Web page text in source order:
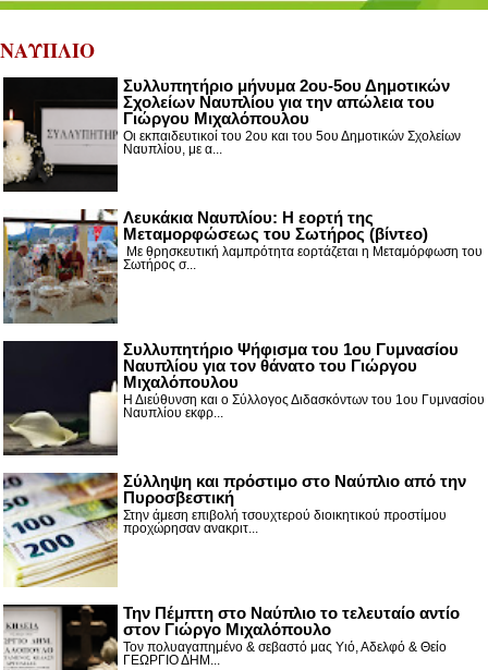
ΝΑΥΠΛΙΟ
Συλλυπητήριο μήνυμα 2ου-5ου Δημοτικών
Σχολείων Ναυπλίου για την απώλεια του
Γιώργου Μιχαλόπουλου
Οι εκπαιδευτικοί του 2ου και του 5ου Δημοτικών Σχολείων
Ναυπλίου, με α...
Λευκάκια Ναυπλίου: Η εορτή της
Μεταμορφώσεως του Σωτήρος (βίντεο)
Με θρησκευτική λαμπρότητα εορτάζεται η Μεταμόρφωση του
Σωτήρος σ...
Συλλυπητήριο Ψήφισμα του 1ου Γυμνασίου
Ναυπλίου για τον θάνατο του Γιώργου
Μιχαλόπουλου
Η Διεύθυνση και ο Σύλλογος Διδασκόντων του 1ου Γυμνασίου
Ναυπλίου εκφρ...
Σύλληψη και πρόστιμο στο Ναύπλιο από την
Πυροσβεστική
Στην άμεση επιβολή τσουχτερού διοικητικού προστίμου
προχώρησαν ανακριτ...
Την Πέμπτη στο Ναύπλιο το τελευταίο αντίο
στον Γιώργο Μιχαλόπουλο
Τον πολυαγαπημένο & σεβαστό μας Υιό, Αδελφό & Θείο
ΓΕΩΡΓΙΟ ΔΗΜ...